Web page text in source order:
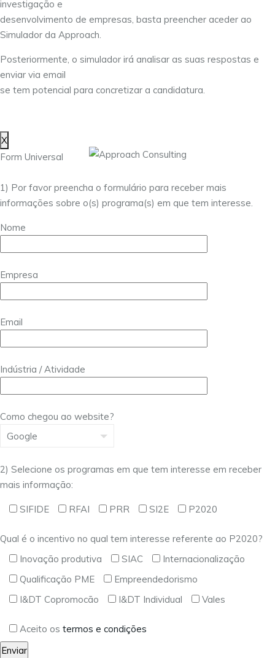
investigação e
desenvolvimento de empresas, basta preencher aceder ao
Simulador da Approach.
Posteriormente, o simulador irá analisar as suas respostas e
enviar via email
se tem potencial para concretizar a candidatura.
X
Form Universal
1) Por favor preencha o formulário para receber mais
informações sobre o(s) programa(s) em que tem interesse.
Nome
Empresa
Email
Indústria / Atividade
Como chegou ao website?
2) Selecione os programas em que tem interesse em receber
mais informação:
SIFIDE RFAI PRR SI2E P2020
Qual é o incentivo no qual tem interesse referente ao P2020?
Inovação produtiva
SIAC
Internacionalização
Qualificação PME
Empreendedorismo
I&DT Copromocão
I&DT Individual Vales
Aceito os termos e condições